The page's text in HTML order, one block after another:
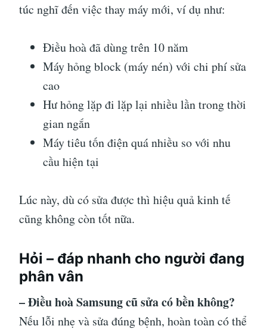
túc nghĩ đến việc thay máy mới, ví dụ như:
Điều hoà đã dùng trên 10 năm
Máy hỏng block (máy nén) với chi phí sửa
cao
Hư hỏng lặp đi lặp lại nhiều lần trong thời
gian ngắn
Máy tiêu tốn điện quá nhiều so với nhu
cầu hiện tại
Lúc này, dù có sửa được thì hiệu quả kinh tế
cũng không còn tốt nữa.
Hỏi – đáp nhanh cho người đang
phân vân
– Điều hoà Samsung cũ sửa có bền không?
Nếu lỗi nhẹ và sửa đúng bệnh, hoàn toàn có thể